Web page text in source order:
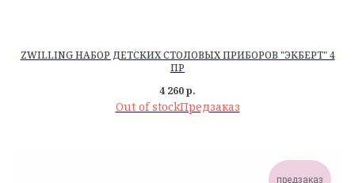
ZWILLING НАБОР ДЕТСКИХ СТОЛОВЫХ ПРИБОРОВ "ЭКБЕРТ" 4
ПР
4 260р.
Out of stock
предзаказ